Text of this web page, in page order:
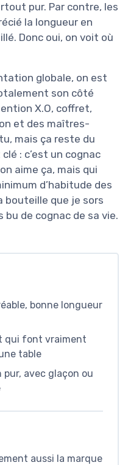
pur. Par contre, les
la longueur en
Donc oui, on voit où
globale, on est
son côté
X.O, coffret,
et des maîtres-
mais ça reste du
: c’est un cognac
aime ça, mais qui
d’habitude des
bouteille que je sors
bu de cognac de sa vie.
bonne longueur
qui font vraiment
table
pur, avec glaçon ou
aussi la marque